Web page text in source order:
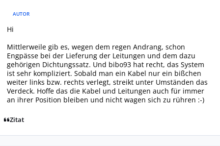
AUTOR
Hi
Mittlerweile gib es, wegen dem regen Andrang, schon
Engpässe bei der Lieferung der Leitungen und dem dazu
gehörigen Dichtungssatz. Und bibo93 hat recht, das System
ist sehr kompliziert. Sobald man ein Kabel nur ein bißchen
weiter links bzw. rechts verlegt, streikt unter Umständen das
Verdeck. Hoffe das die Kabel und Leitungen auch für immer
an ihrer Position bleiben und nicht wagen sich zu rühren :-)
Zitat